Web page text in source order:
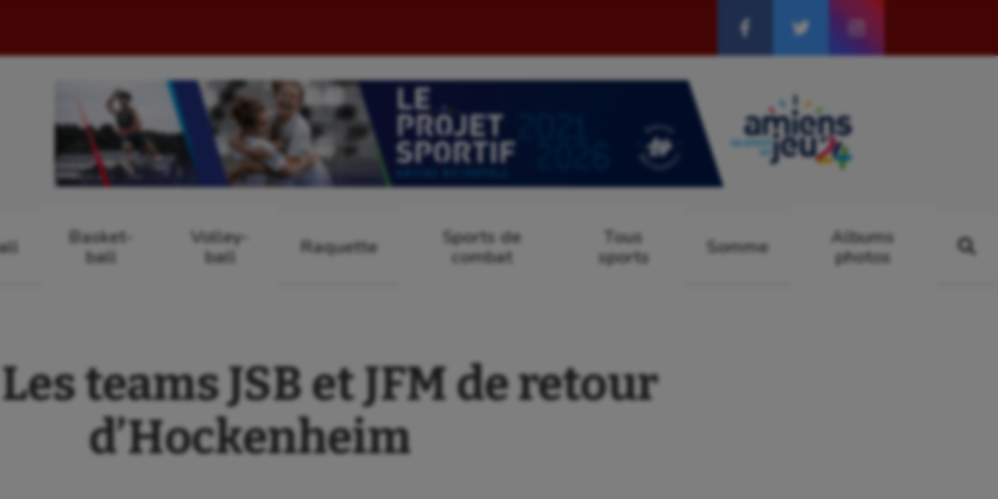
Basket-
ball
Volley-
ball
Raquette
Sports de
combat
Tous
sports
Somme
Albums
photos
teams JSB et JFM de retour
d’Hockenheim